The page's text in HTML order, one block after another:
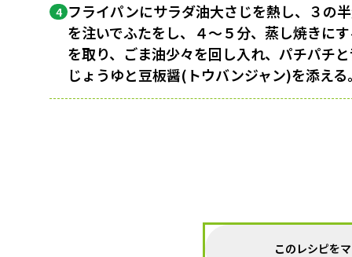
4 フライパンにサラダ油大さじを熱し、３の
を注いでふたをし、４〜５分、蒸し焼きに
を取り、ごま油少々を回し入れ、パチパチ
じょうゆと豆板醤(トウバンジャン)を添える。
このレシピを